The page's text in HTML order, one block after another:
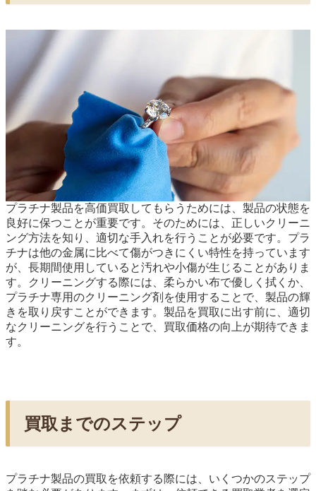
プラチナ製品を高価買取してもらうためには、製品の状態を
良好に保つことが重要です。そのためには、正しいクリーニ
ング方法を知り、適切な手入れを行うことが必要です。プラ
チナは他の金属に比べて傷がつきにくい特性を持っています
が、長期間使用していると汚れや小傷が生じることがありま
す。クリーニングする際には、柔らかい布で優しく拭くか、
プラチナ専用のクリーニング剤を使用することで、製品の輝
きを取り戻すことができます。製品を買取に出す前に、適切
なクリーニングを行うことで、買取価格の向上が期待できま
す。
買取までのステップ
プラチナ製品の買取を依頼する際には、いくつかのステップ